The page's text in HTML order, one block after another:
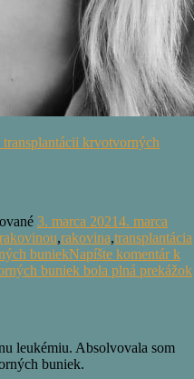
transplantácii krvotvorných
3. marca 20214. marca
,rakovina,transplantácia
buniekNapíšte komentár k
buniek bola plná prekážok
leukémiu. Absolvovala som
buniek.